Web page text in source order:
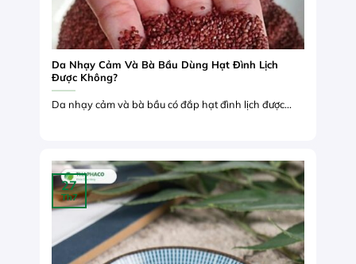
Da Nhạy Cảm Và Bà Bầu Dùng Hạt Đình Lịch
Được Không?
Da nhạy cảm và bà bầu có đắp hạt đình lịch được...
27
Th7